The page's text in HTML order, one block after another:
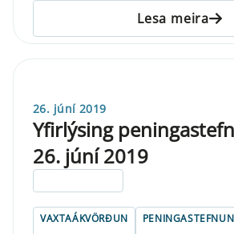
Lesa meira
26. júní 2019
Yfirlýsing
26. júní 2019
VAXTAÁKVÖRÐUN